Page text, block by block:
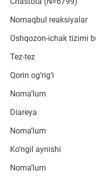
Nomaqbul reaksiyalar
Oshqozon-ichak tizimi
Tez-tez
Qorin og‘rig‘i
Noma’lum
Diareya
Noma’lum
Ko‘ngil aynishi
Noma’lum